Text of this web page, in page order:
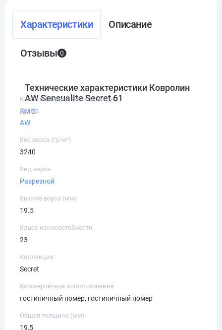
Характеристики Описание
Отзывы 0
Технические характеристики Ковролин
AW Sensualite Secret 61
Класс пожарной безопасности
КМ 2
Бренд
AW
Вес ворса (гр/м²)
3240
Вид ворса
Разрезной
Высота ворса (мм)
19.5
Класс износостойкости
23
Коллекция
Secret
Коммерческое использование
гостиничный номер, гостиничный номер
Общая толщина (мм)
19,5